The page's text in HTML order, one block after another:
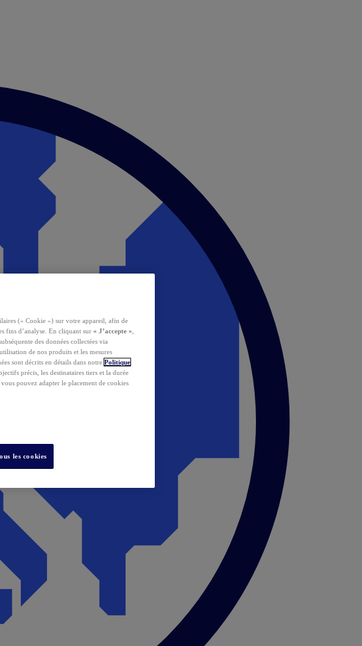
(« Cookie ») sur votre appareil, afin de
fins d’analyse. En cliquant sur « J’accepte »
des données collectées via
de nos produits et les mesures
sont décrits en détails dans notre Politique
précis, les destinataires tiers et la durée
pouvez adapter le placement de cookies
les cookies